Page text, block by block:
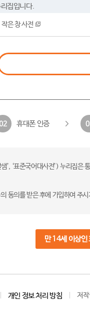
집입니다.
작은 창 사전
휴대폰 인증
’, ‘표준국어대사전’) 누리집
동의를 받은 후에 가입하여 주
만 14세 이상인
개인 정보 처리 방침 저